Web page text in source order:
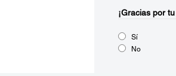
¡Gracias por
Sí
No